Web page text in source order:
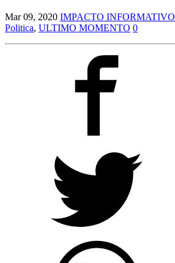
Mar 09, 2020 IMPACTO INFORMATIVO
Politica, ULTIMO MOMENTO 0